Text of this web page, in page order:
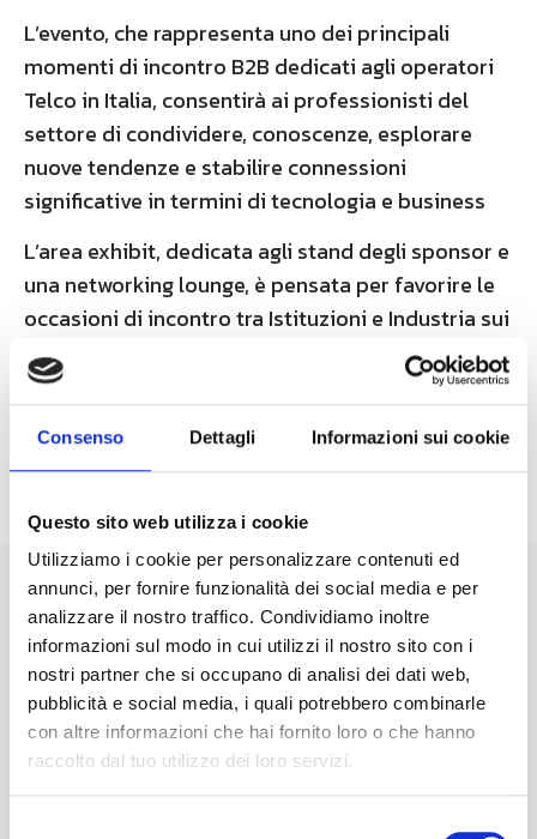
Consenso Dettagli Informazioni sui cookie
Questo sito web utilizza i cookie
Utilizziamo i cookie per personalizzare contenuti ed
annunci, per fornire funzionalità dei social media e per
analizzare il nostro traffico. Condividiamo inoltre
informazioni sul modo in cui utilizzi il nostro sito con i
nostri partner che si occupano di analisi dei dati web,
pubblicità e social media, i quali potrebbero combinarle
con altre informazioni che hai fornito loro o che hanno
raccolto dal tuo utilizzo dei loro servizi.
L’evento, che rappresenta uno dei principali
momenti di incontro B2B dedicati agli operatori
Telco in Italia, consentirà ai professionisti del
settore di condividere, conoscenze, esplorare
nuove tendenze e stabilire connessioni
significative in termini di tecnologia e business
L’area exhibit, dedicata agli stand degli sponsor e
una networking lounge, è pensata per favorire le
occasioni di incontro tra Istituzioni e Industria sui
temi legati allo sviluppo digitale del Paese e
utilissimi workshop su contenuti tecnici.
Per info e iscrizioni visita il
sito
News